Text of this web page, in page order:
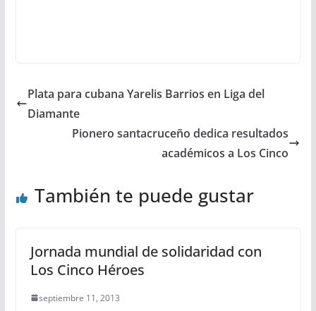
Plata para cubana Yarelis Barrios en Liga del
Diamante
Pionero santacruceño dedica resultados
académicos a Los Cinco
También te puede gustar
Jornada mundial de solidaridad con
Los Cinco Héroes
septiembre 11, 2013